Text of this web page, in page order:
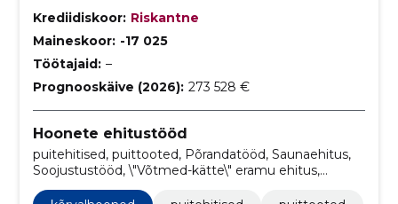
Krediidiskoor: Riskantne
Maineskoor: -17 025
Töötajaid: –
Prognooskäive (2026): 273 528 €
Hoonete ehitustööd
puitehitised, puittooted, Põrandatööd, Saunaehitus,
Soojustustööd, \"Võtmed-kätte\" eramu ehitus,
terrassi ehitus, Puidutööd, kipsitööd, võtmed kätte